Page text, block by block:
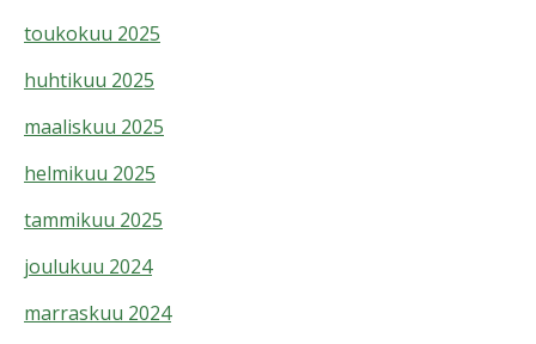
toukokuu 2025
huhtikuu 2025
maaliskuu 2025
helmikuu 2025
tammikuu 2025
joulukuu 2024
marraskuu 2024